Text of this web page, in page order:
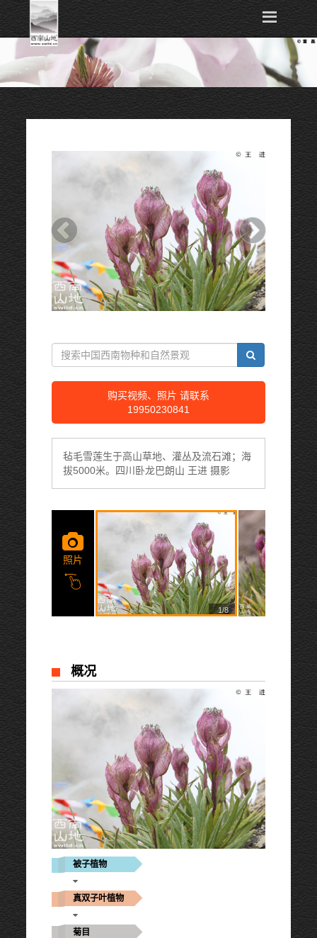
购买视频、照片 请联系
19950230841
毡毛雪莲生于高山草地、灌丛及流石滩；海
拔5000米。四川卧龙巴朗山 王进 摄影
照片
1/8
概况
被子植物
真双子叶植物
菊目